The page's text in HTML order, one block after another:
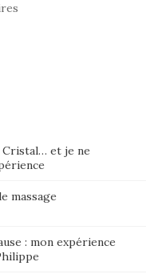
Cristal… et je ne
massage
: mon expérience